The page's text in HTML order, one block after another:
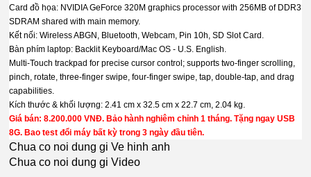
Card đồ họa: NVIDIA GeForce 320M graphics processor with 256MB of DDR3
SDRAM shared with main memory.
Kết nối: Wireless ABGN, Bluetooth, Webcam, Pin 10h, SD Slot Card.
Bàn phím laptop: Backlit Keyboard/Mac OS - U.S. English.
Multi-Touch trackpad for precise cursor control; supports two-finger scrolling,
pinch, rotate, three-finger swipe, four-finger swipe, tap, double-tap, and drag
capabilities.
Kích thước & khối lượng: 2.41 cm x 32.5 cm x 22.7 cm, 2.04 kg.
Giá bán: 8.200.000 VNĐ. Bảo hành nghiêm chỉnh 1 tháng. Tặng ngay USB
8G. Bao test đổi máy bất kỳ trong 3 ngày đầu tiên.
Chua co noi dung gi Ve hinh anh
Chua co noi dung gi Video